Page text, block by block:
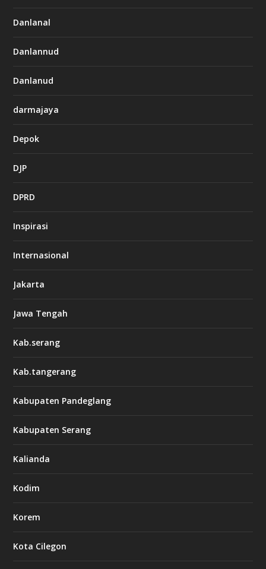
Danlanal
Danlannud
Danlanud
darmajaya
Depok
DJP
DPRD
Inspirasi
Internasional
Jakarta
Jawa Tengah
Kab.serang
Kab.tangerang
Kabupaten Pandeglang
Kabupaten Serang
Kalianda
Kodim
Korem
Kota Cilegon